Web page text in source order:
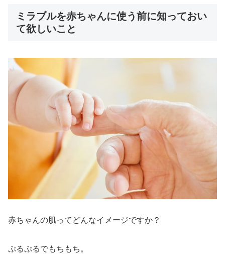
ミラブルを赤ちゃんに使う前に知っておい
て欲しいこと
赤ちゃんの肌ってどんなイメージですか？
ぷるぷるでもちもち。